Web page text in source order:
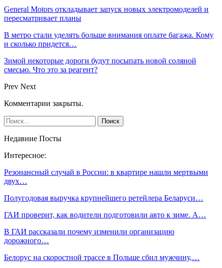
General Motors откладывает запуск новых электромоделей и
пересматривает планы
В метро стали уделять больше внимания оплате багажа. Кому
и сколько придется…
Зимой некоторые дороги будут посыпать новой соляной
смесью. Что это за реагент?
Prev Next
Комментарии закрыты.
Недавние Посты
Интересное:
Резонансный случай в России: в квартире нашли мертвыми
двух…
Полугодовая выручка крупнейшего ретейлера Беларуси…
ГАИ проверит, как водители подготовили авто к зиме. А…
В ГАИ рассказали почему изменили организацию
дорожного…
Белорус на скоростной трассе в Польше сбил мужчину,…